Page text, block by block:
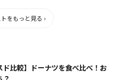
をもっと見る ›
ド比較】ドーナツを食べ比べ！お